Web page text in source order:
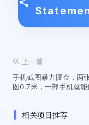
上一篇
手机截图暴力掘金，两
图0.7米，一部手机就能
相关项目推荐